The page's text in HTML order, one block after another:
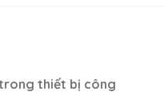
thiết bị công